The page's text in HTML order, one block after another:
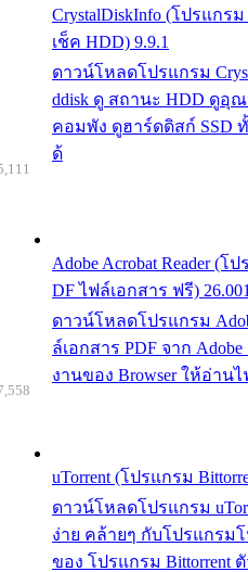
CrystalDiskInfo (โปรแกรม
เช็ค HDD) 9.9.1
ดาวน์โหลดโปรแกรม
ddisk ดู สถานะ HDD ดูอุ
คอมพัง ดูฮาร์ดดิสก์ SSD ทั้
ด้
Adobe Acrobat Reader (
DF ไฟล์เอกสาร ฟรี) 26.001
ดาวน์โหลดโปรแกรม
ล์เอกสาร PDF จาก
งานของ Browser ให้อ่าน
uTorrent (โปรแกรม
ดาวน์โหลดโปรแกรม
ง่าย คล้ายๆ กับโปรแกรม
ของ โปรแกรม Bittorrent